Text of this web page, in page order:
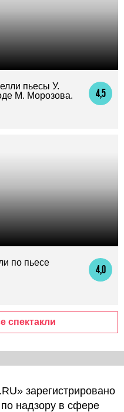
4,5
пьесы У.
М. Морозова.
4,0
по пьесе
спектакли
зарегистрировано
надзору в сфере